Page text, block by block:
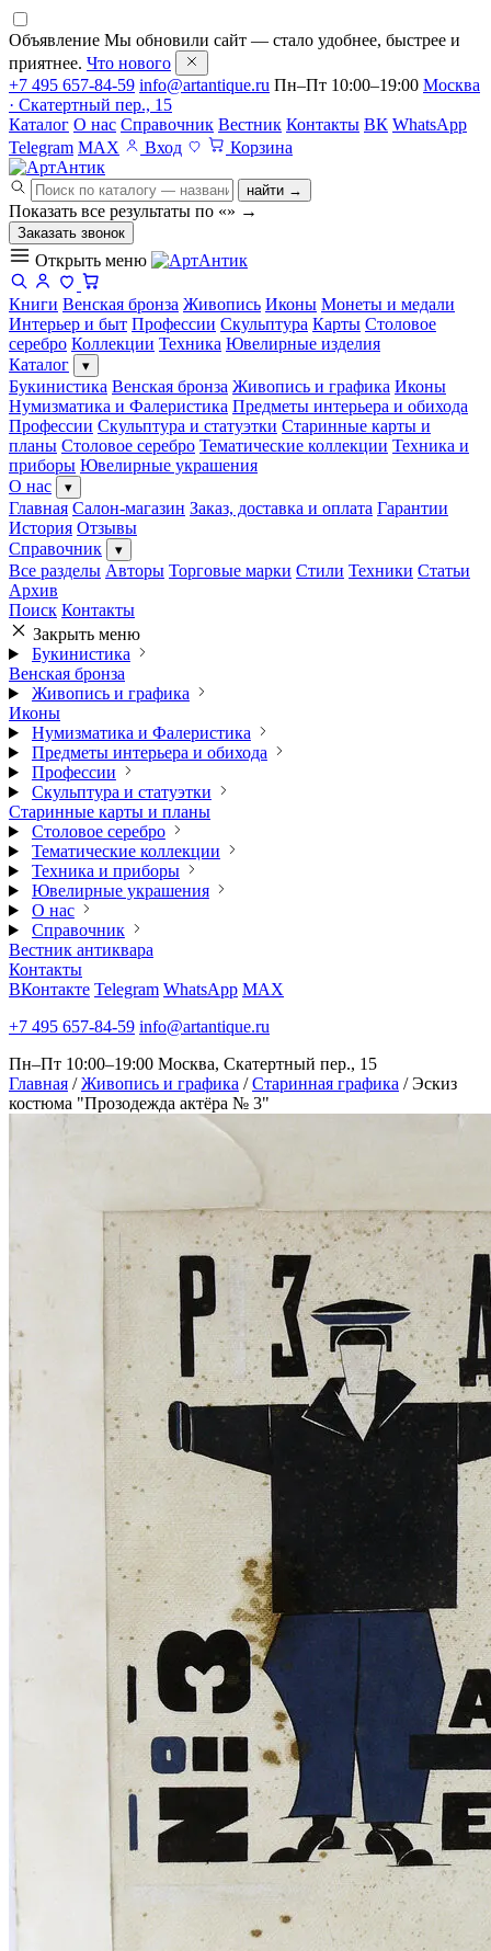
Объявление Мы обновили сайт — стало удобнее, быстрее и
приятнее. Что нового
+7 495 657-84-59 info@artantique.ru Пн–Пт 10:00–19:00 Москва
· Скатертный пер., 15
Каталог О нас Справочник Вестник Контакты ВК WhatsApp
Telegram MAX Вход Корзина
найти →
Показать все результаты по «» →
Заказать звонок
Открыть меню
Книги Венская бронза Живопись Иконы Монеты и медали
Интерьер и быт Профессии Скульптура Карты Столовое
серебро Коллекции Техника Ювелирные изделия
Каталог
▾
Букинистика Венская бронза Живопись и графика Иконы
Нумизматика и Фалеристика Предметы интерьера и обихода
Профессии Скульптура и статуэтки Старинные карты и
планы Столовое серебро Тематические коллекции Техника и
приборы Ювелирные украшения
О нас
▾
Главная Салон-магазин Заказ, доставка и оплата Гарантии
История Отзывы
Справочник
▾
Все разделы Авторы Торговые марки Стили Техники Статьи
Архив
Поиск Контакты
Закрыть меню
Букинистика
Венская бронза
Живопись и графика
Иконы
Нумизматика и Фалеристика
Предметы интерьера и обихода
Профессии
Скульптура и статуэтки
Старинные карты и планы
Столовое серебро
Тематические коллекции
Техника и приборы
Ювелирные украшения
О нас
Справочник
Вестник антиквара
Контакты
ВКонтакте Telegram WhatsApp MAX
+7 495 657-84-59 info@artantique.ru
Пн–Пт 10:00–19:00 Москва, Скатертный пер., 15
Главная / Живопись и графика / Старинная графика / Эскиз
костюма "Прозодежда актёра № 3"